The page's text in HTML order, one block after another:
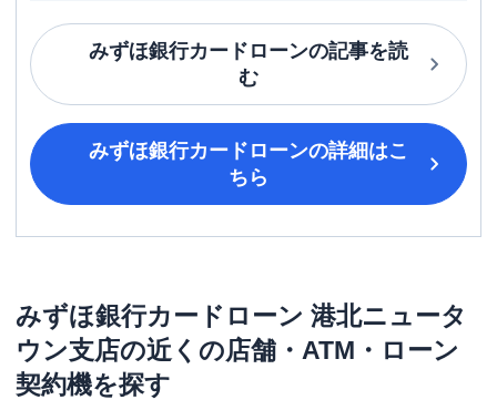
みずほ銀行カードローンの記事を読
む
みずほ銀行カードローンの詳細はこ
ちら
みずほ銀行カードローン 港北ニュータ
ウン支店の近くの店舗・ATM・ローン
契約機を探す